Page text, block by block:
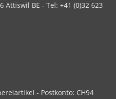
Attiswil BE - Tel: +41 (0)32 623
- Postkonto: CH94